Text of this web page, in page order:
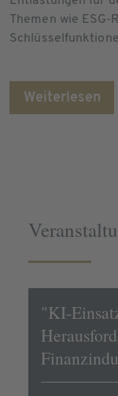
Themen wie ESG-
Weiterlesen
"KI-